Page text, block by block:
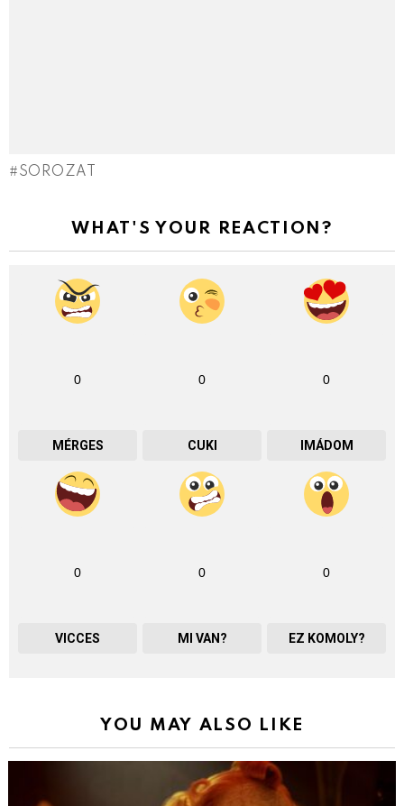
SOROZAT
WHAT'S YOUR REACTION?
0
MÉRGES
0
CUKI
0
IMÁDOM
0
VICCES
0
MI VAN?
0
EZ KOMOLY?
YOU MAY ALSO LIKE